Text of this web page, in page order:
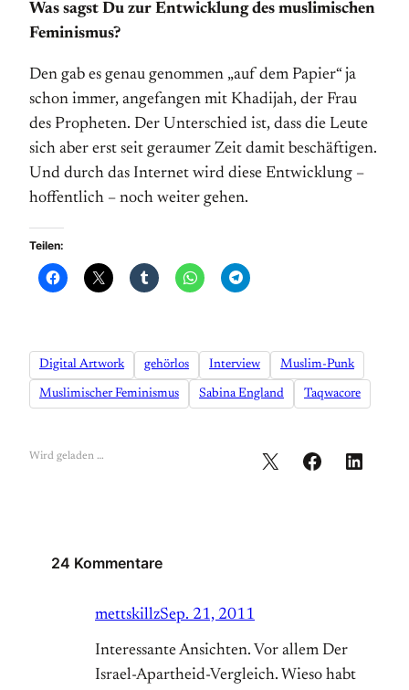
Was sagst Du zur Entwicklung des muslimischen
Feminismus?
Den gab es genau genommen „auf dem Papier“ ja
schon immer, angefangen mit Khadijah, der Frau
des Propheten. Der Unterschied ist, dass die Leute
sich aber erst seit geraumer Zeit damit beschäftigen.
Und durch das Internet wird diese Entwicklung –
hoffentlich – noch weiter gehen.
Teilen:
Digital Artwork gehörlos Interview Muslim-Punk
Muslimischer Feminismus Sabina England Taqwacore
Wird geladen …
24 Kommentare
mettskillzSep. 21, 2011
Interessante Ansichten. Vor allem Der
Israel-Apartheid-Vergleich. Wieso habt